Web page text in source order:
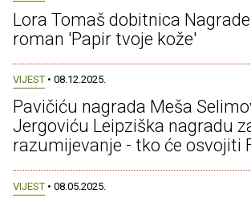
Lora Tomaš dobitnica
roman 'Papir tvoje kože'
VIJEST • 08.12.2025.
Pavičiću nagrada Meša
Jergoviću Leipziška nagradu
razumijevanje - tko će osvojiti
VIJEST • 08.05.2025.